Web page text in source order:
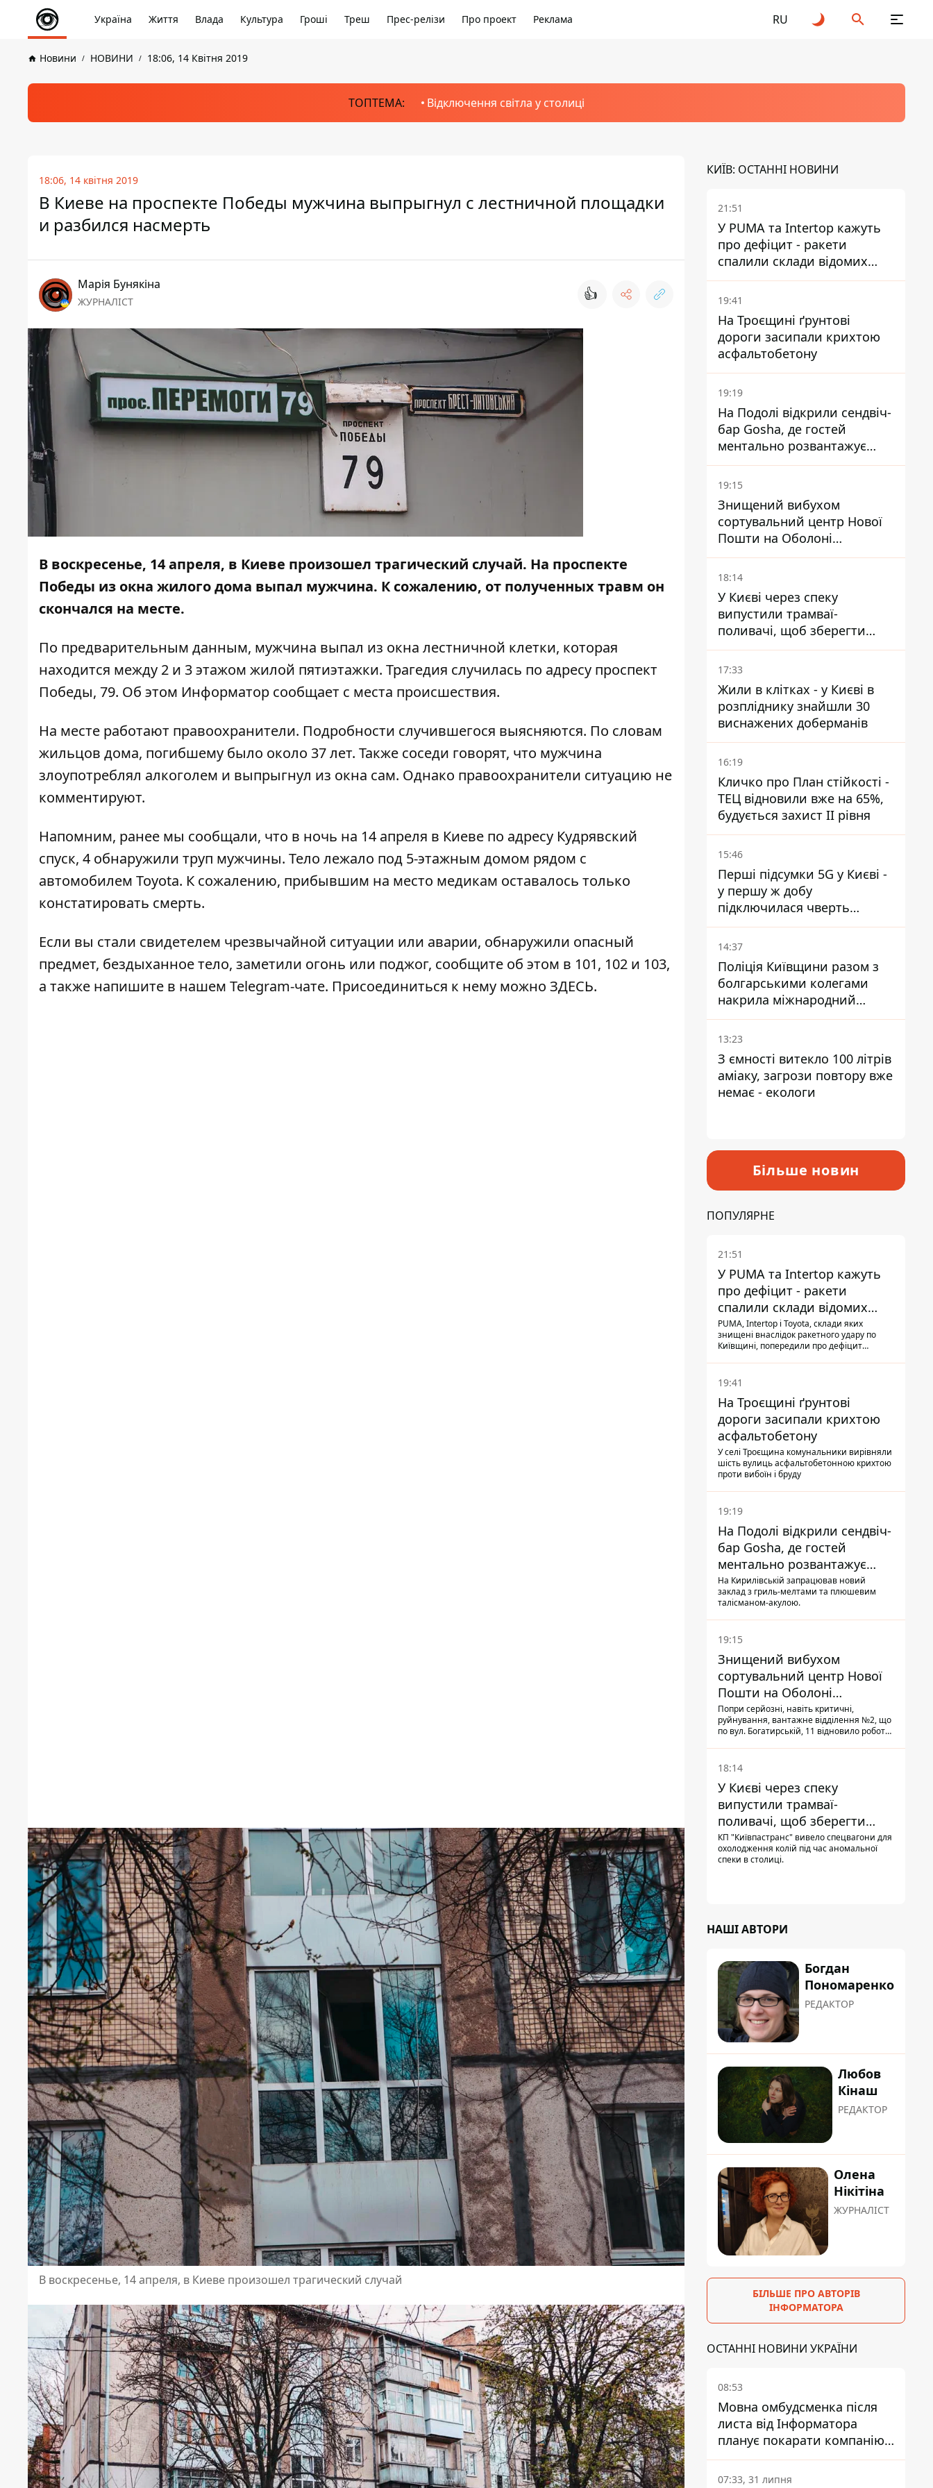
Україна Життя Влада Культура Гроші Треш Прес-релізи Про проект Реклама RU
Новини НОВИНИ 18:06, 14 Квітня 2019
ТОПТЕМА: Відключення світла у столиці
18:06, 14 квітня 2019
В Киеве на проспекте Победы мужчина выпрыгнул с лестничной площадки
и разбился насмерть
Марія Бунякіна
ЖУРНАЛІСТ 👍
В воскресенье, 14 апреля, в Киеве произошел трагический случай. На проспекте
Победы из окна жилого дома выпал мужчина. К сожалению, от полученных травм он
скончался на месте.
По предварительным данным, мужчина выпал из окна лестничной клетки, которая
находится между 2 и 3 этажом жилой пятиэтажки. Трагедия случилась по адресу проспект
Победы, 79. Об этом Информатор сообщает с места происшествия.
На месте работают правоохранители. Подробности случившегося выясняются. По словам
жильцов дома, погибшему было около 37 лет. Также соседи говорят, что мужчина
злоупотреблял алкоголем и выпрыгнул из окна сам. Однако правоохранители ситуацию не
комментируют.
Напомним, ранее мы сообщали, что в ночь на 14 апреля в Киеве по адресу Кудрявский
спуск, 4 обнаружили труп мужчины. Тело лежало под 5-этажным домом рядом с
автомобилем Toyota. К сожалению, прибывшим на место медикам оставалось только
констатировать смерть.
Если вы стали свидетелем чрезвычайной ситуации или аварии, обнаружили опасный
предмет, бездыханное тело, заметили огонь или поджог, сообщите об этом в 101, 102 и 103,
а также напишите в нашем Telegram-чате. Присоединиться к нему можно ЗДЕСЬ.
В воскресенье, 14 апреля, в Киеве произошел трагический случай
КИЇВ: ОСТАННІ НОВИНИ
21:51
У PUMA та Intertop кажуть
про дефіцит - ракети
спалили склади відомих
брендів
19:41
На Троєщині ґрунтові
дороги засипали крихтою
асфальтобетону
19:19
На Подолі відкрили сендвіч-
бар Gosha, де гостей
ментально розвантажує
акула
19:15
Знищений вибухом
сортувальний центр Нової
Пошти на Оболоні
запрацював - видають
посилки
18:14
У Києві через спеку
випустили трамваї-
поливачі, щоб зберегти
рейки від деформації
17:33
Жили в клітках - у Києві в
розпліднику знайшли 30
виснажених доберманів
16:19
Кличко про План стійкості -
ТЕЦ відновили вже на 65%,
будується захист ІІ рівня
15:46
Перші підсумки 5G у Києві -
у першу ж добу
підключилася чверть
мільйона абонентів
14:37
Поліція Київщини разом з
болгарськими колегами
накрила міжнародний
наркосиндикат
13:23
З ємності витекло 100 літрів
аміаку, загрози повтору вже
немає - екологи
Більше новин
ПОПУЛЯРНЕ
21:51
У PUMA та Intertop кажуть
про дефіцит - ракети
спалили склади відомих
брендів
PUMA, Intertop і Toyota, склади яких
знищені внаслідок ракетного удару по
Київщині, попередили про дефіцит
19:41
На Троєщині ґрунтові
дороги засипали крихтою
асфальтобетону
У селі Троєщина комунальники вирівняли
шість вулиць асфальтобетонною крихтою
проти вибоїн і бруду
19:19
На Подолі відкрили сендвіч-
бар Gosha, де гостей
ментально розвантажує
акула
На Кирилівській запрацював новий
заклад з гриль-мелтами та плюшевим
талісманом-акулою.
19:15
Знищений вибухом
сортувальний центр Нової
Пошти на Оболоні
запрацював - видають
посилки
Попри серйозні, навіть критичні,
руйнування, вантажне відділення №2, що
по вул. Богатирській, 11 відновило роботу:
18:14
У Києві через спеку
випустили трамваї-
поливачі, щоб зберегти
рейки від деформації
КП "Київпастранс" вивело спецвагони для
охолодження колій під час аномальної
спеки в столиці.
НАШІ АВТОРИ
Богдан
Пономаренко
РЕДАКТОР
Любов
Кінаш
РЕДАКТОР
Олена
Нікітіна
ЖУРНАЛІСТ
БІЛЬШЕ ПРО АВТОРІВ
ІНФОРМАТОРА
ОСТАННІ НОВИНИ УКРАЇНИ
08:53
Мовна омбудсменка після
листа від Інформатора
планує покарати компанію-
підрядника ПриватБанку
07:33, 31 липня